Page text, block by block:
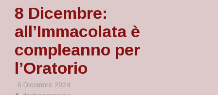
8 Dicembre:
all’Immacolata è
compleanno per
l’Oratorio
6 Dicembre 2024